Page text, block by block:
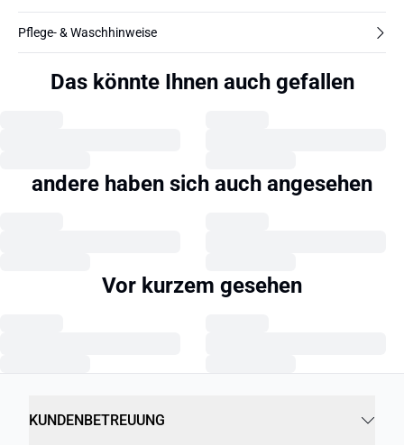
Pflege- & Waschhinweise
Das könnte Ihnen auch gefallen
andere haben sich auch angesehen
Vor kurzem gesehen
KUNDENBETREUUNG